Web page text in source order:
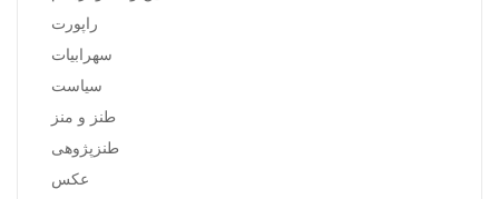
راپورت
سهرابیات
سیاست
طنز و منز
طنزپژوهی
عکس